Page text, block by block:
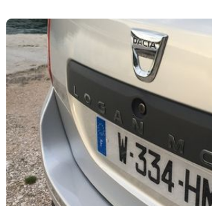
Forum
Moto
Marques